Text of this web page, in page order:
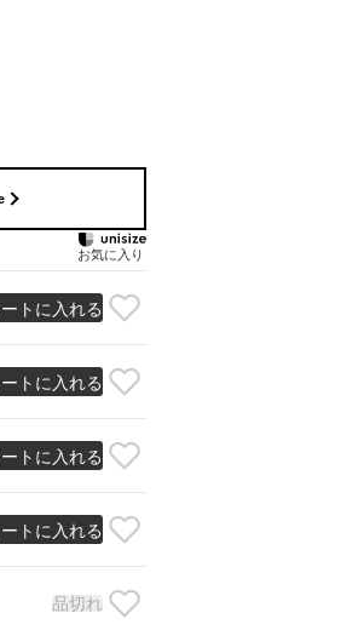
お気に入り
トに入れる
トに入れる
トに入れる
トに入れる
品切れ